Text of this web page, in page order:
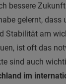
bessere
gelernt, dass
Stabilität am
ist oft das
sind auch
im